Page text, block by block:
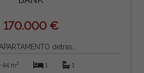
170.000 €
detras...
44 m2 1 1